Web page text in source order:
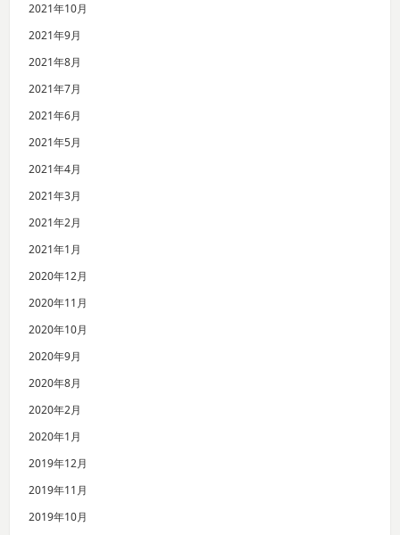
2021年10月
2021年9月
2021年8月
2021年7月
2021年6月
2021年5月
2021年4月
2021年3月
2021年2月
2021年1月
2020年12月
2020年11月
2020年10月
2020年9月
2020年8月
2020年2月
2020年1月
2019年12月
2019年11月
2019年10月